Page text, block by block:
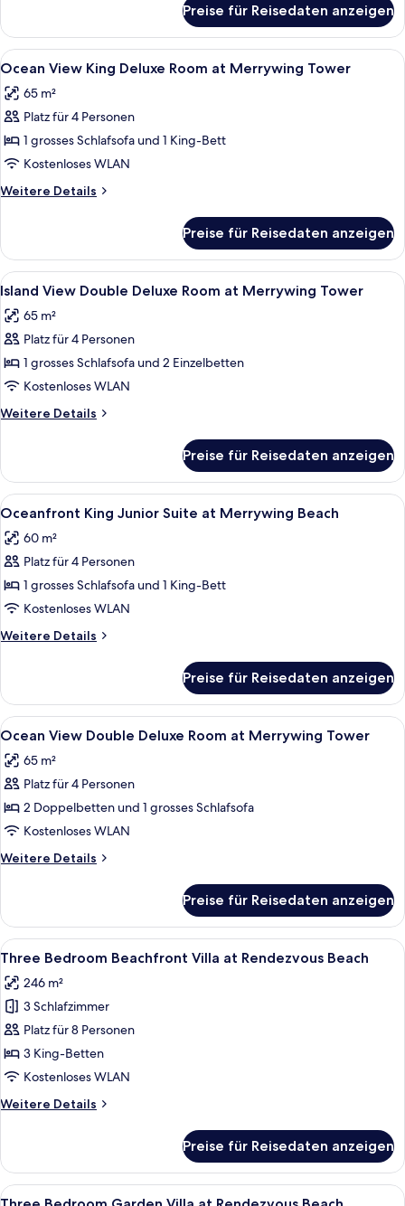
Beach
anzeigen
Double
Junior
Suite
Merrywing
Beach
Preise für Reisedaten anzeigen
Alle
Fotos
für
Ocean
View
King
Deluxe
Room
Merrywing
Tower
anzeigen
Ein Hotelzimmer mit großem
7
Ocean View King Deluxe Room at Merrywing Tower
65 m²
Platz für 4 Personen
1 grosses Schlafsofa und 1 King-Bett
Kostenloses WLAN
Weitere Details
Weitere
View
King
Deluxe
at
Merrywing
Preise für Reisedaten anzeigen
Alle
Fotos
für
Island
View
Double
Deluxe
Room
Merrywing
Tower
anzeigen
Ein modernes Hotelzimmer mit
7
Island View Double Deluxe Room at Merrywing Tower
65 m²
Platz für 4 Personen
1 grosses Schlafsofa und 2 Einzelbetten
Kostenloses WLAN
Weitere Details
Weitere
View
Double
Deluxe
at
Merrywing
Preise für Reisedaten anzeigen
Alle
Fotos
für
Oceanfront
King
Junior
Suite
at
Beach
anzeigen
Ein Hotelzimmer mit Bett, einer
4
Oceanfront King Junior Suite at Merrywing Beach
60 m²
Platz für 4 Personen
1 grosses Schlafsofa und 1 King-Bett
Kostenloses WLAN
Weitere Details
Weitere
King
Junior
Suite
Merrywing
Beach
Preise für Reisedaten anzeigen
Alle
Fotos
für
Ocean
View
Double
Deluxe
Room
Merrywing
Tower
anzeigen
Ein Hotelzimmer mit großem
7
Ocean View Double Deluxe Room at Merrywing Tower
65 m²
Platz für 4 Personen
2 Doppelbetten und 1 grosses Schlafsofa
Kostenloses WLAN
Weitere Details
Weitere
View
Double
Deluxe
at
Merrywing
Preise für Reisedaten anzeigen
Alle
Fotos
für
Three
Bedroom
Beachfront
Villa
Rendezvous
Ein modernes Haus mit Pool,
6
Three Bedroom Beachfront Villa at Rendezvous Beach
246 m²
3 Schlafzimmer
Platz für 8 Personen
3 King-Betten
Kostenloses WLAN
Weitere Details
Weitere
Bedroom
Beachfront
Villa
Preise für Reisedaten anzeigen
Alle
Ein geräumiges Schlafzimmer mit
4